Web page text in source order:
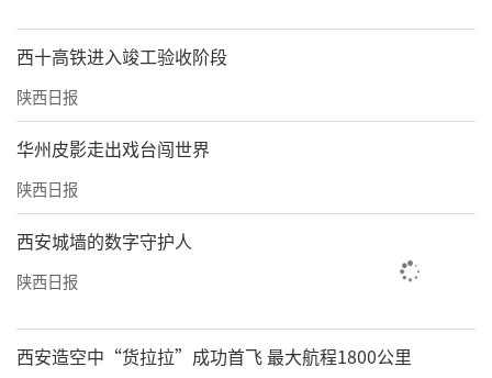
西十高铁进入竣工验收阶段
陕西日报
华州皮影走出戏台闯世界
陕西日报
西安城墙的数字守护人
陕西日报
西安造空中“货拉拉”成功首飞 最大航程1800公里